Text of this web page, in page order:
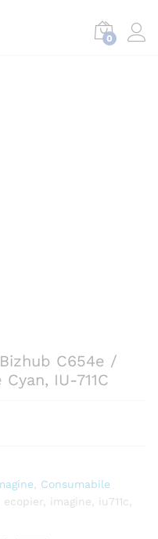
0
C654e /
IU-711C
Consumabile
ecopier imagine iu711c